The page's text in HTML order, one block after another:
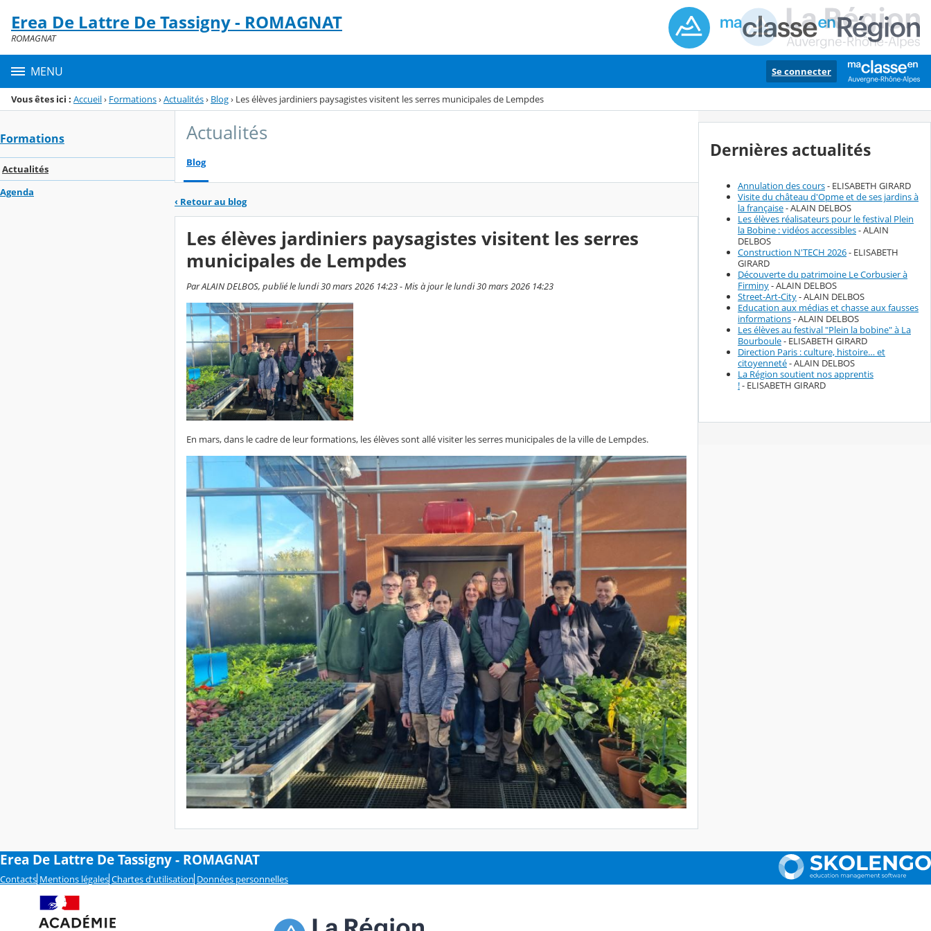
Menu de la rubrique
Contenu
Erea De Lattre De Tassigny - ROMAGNAT
ROMAGNAT
MENU Se connecter
Vous êtes ici : Accueil› Formations›Actualités› Blog› Les élèves jardiniers paysagistes visitent les serres municipales de Lempdes
Formations
Actualités
Agenda
Actualités
Blog
‹ Retour au blog
Les élèves jardiniers paysagistes visitent les serres
municipales de Lempdes
Par ALAIN DELBOS, publié le lundi 30 mars 2026 14:23 - Mis à jour le lundi 30 mars 2026 14:23
En mars, dans le cadre de leur formations, les élèves sont allé visiter les serres municipales de la ville de Lempdes.
Dernières actualités
Annulation des cours- ELISABETH GIRARD
Visite du château d'Opme et de ses jardins à
la française- ALAIN DELBOS
Les élèves réalisateurs pour le festival Plein
la Bobine : vidéos accessibles- ALAIN
DELBOS
Construction N'TECH 2026- ELISABETH
GIRARD
Découverte du patrimoine Le Corbusier à
Firminy- ALAIN DELBOS
Street-Art-City- ALAIN DELBOS
Education aux médias et chasse aux fausses
informations- ALAIN DELBOS
Les élèves au festival "Plein la bobine" à La
Bourboule- ELISABETH GIRARD
Direction Paris : culture, histoire… et
citoyenneté- ALAIN DELBOS
La Région soutient nos apprentis
!- ELISABETH GIRARD
Erea De Lattre De Tassigny - ROMAGNAT
Contacts Mentions légales Chartes d'utilisation Données personnelles